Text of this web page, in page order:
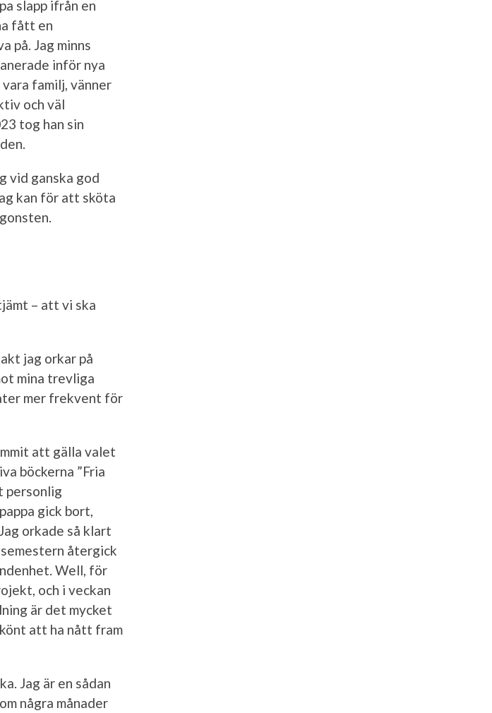
slapp ifrån en
fått en
på. Jag minns
inför nya
familj, vänner
och väl
tog han sin
vid ganska god
kan för att sköta
– att vi ska
jag orkar på
mina trevliga
mer frekvent för
att gälla valet
böckerna ”Fria
personlig
gick bort,
orkade så klart
återgick
Well, för
och i veckan
är det mycket
att ha nått fram
Jag är en sådan
några månader